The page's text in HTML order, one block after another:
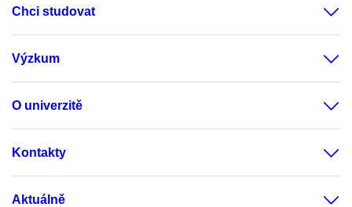
Chci studovat
Výzkum
O univerzitě
Kontakty
Aktuálně